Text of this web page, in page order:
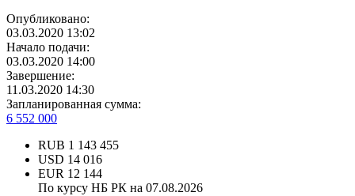
Опубликовано:
03.03.2020 13:02
Начало подачи:
03.03.2020 14:00
Завершение:
11.03.2020 14:30
Запланированная сумма:
6 552 000
RUB 1 143 455
USD 14 016
EUR 12 144
По курсу НБ РК на 07.08.2026